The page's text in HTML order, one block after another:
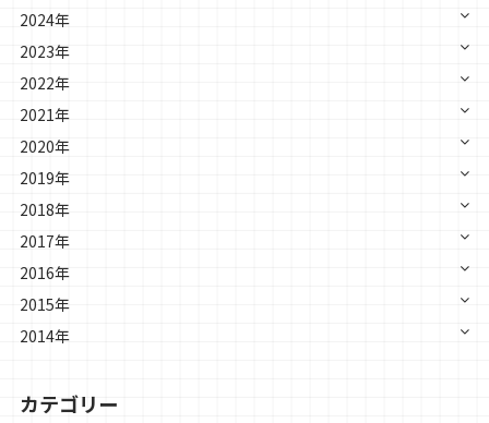
2024年
2023年
2022年
2021年
2020年
2019年
2018年
2017年
2016年
2015年
2014年
カテゴリー